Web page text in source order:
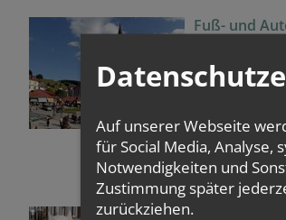
Fuß- und
40.
Glaube
► mehr
Auf unserer Webseite
für Social Media, Analyse,
Notwendigkeiten und
Zustimmung später
zurückziehen.